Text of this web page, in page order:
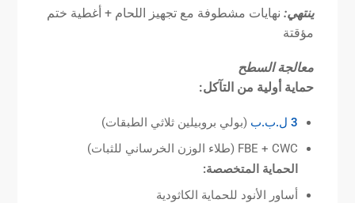
ينتهي: نهايات مشطوفة مع تجهيز اللحام + أغطية ختم
مؤقتة
معالجة السطح
حماية أولية من التآكل:
3 ل.ب.ب
(بولي بروبيلين ثلاثي الطبقات)
FBE + CWC (طلاء الوزن الخرساني للثبات)
الحماية المتخصصة:
أساور الأنود للحماية الكاثودية